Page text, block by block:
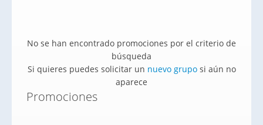
No se han encontrado promociones por el criterio de
búsqueda
Si quieres puedes solicitar un nuevo gruposi aún no
aparece
Promociones